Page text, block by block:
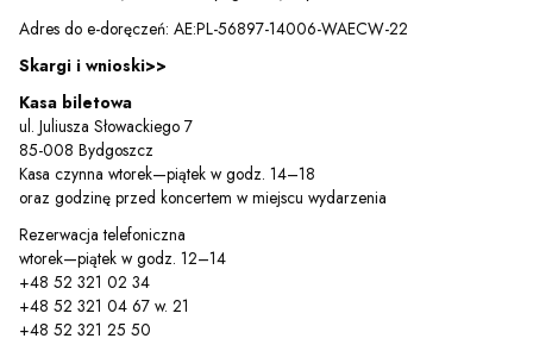
Adres do e-doręczeń: AE:PL-56897-14006-WAECW-22
Skargi i wnioski>>
Kasa biletowa
ul. Juliusza Słowackiego 7
85-008 Bydgoszcz
Kasa czynna wtorek—piątek w godz. 14–18
oraz godzinę przed koncertem w miejscu wydarzenia
Rezerwacja telefoniczna
wtorek—piątek w godz. 12–14
+48 52 321 02 34
+48 52 321 04 67 w. 21
+48 52 321 25 50